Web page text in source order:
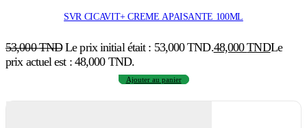
SVR CICAVIT+ CREME APAISANTE 100ML
53,000TND Le prix initial était : 53,000 TND.48,000TNDLe
prix actuel est : 48,000 TND.
Ajouter au panier